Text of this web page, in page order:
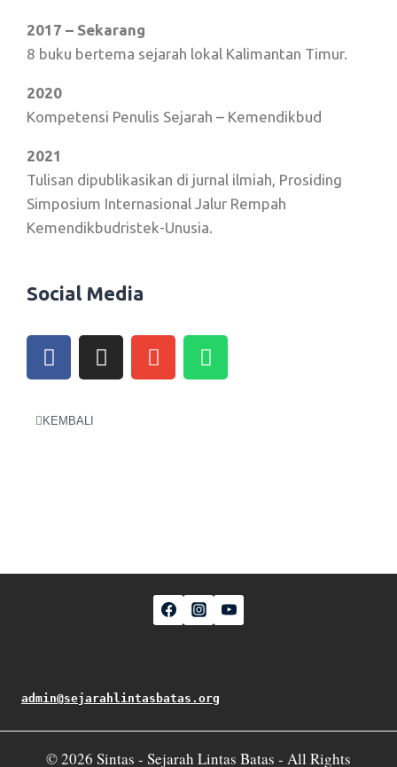
2017 – Sekarang
8 buku bertema sejarah lokal Kalimantan Timur.
2020
Kompetensi Penulis Sejarah – Kemendikbud
2021
Tulisan dipublikasikan di jurnal ilmiah, Prosiding
Simposium Internasional Jalur Rempah
Kemendikbudristek-Unusia.
Social Media
KEMBALI
admin@sejarahlintasbatas.org
© 2026 Sintas - Sejarah Lintas Batas - All Rights